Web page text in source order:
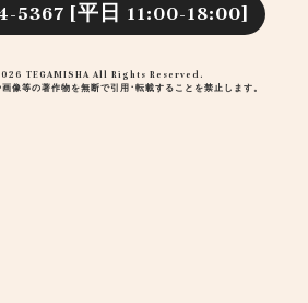
5367 [平日 11:00-18:00]
TEGAMISHA All Rights Reserved.
像等の著作物を無断で引用･転載することを禁止します。